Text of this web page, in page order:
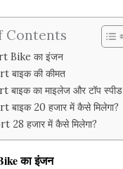
Contents
Bike का इंजन
बाइक की कीमत
बाइक का माइलेज और टॉप स्पीड
बाइक 20 हजार में कैसे मिलेगा?
28 हजार में कैसे मिलेगा?
का इंजन